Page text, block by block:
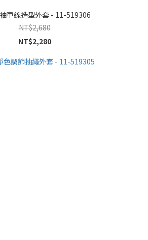
車線造型外套 - 11-519306
NT$2,680
NT$2,280